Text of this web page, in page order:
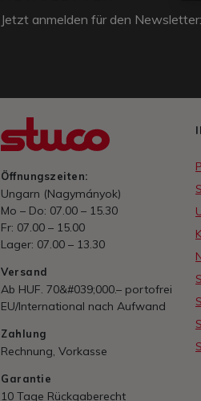
Jetzt anmelden für den Newsletter:
Öffnungszeiten:
Ungarn (Nagymányok)
Mo – Do: 07.00 – 15.30
Fr: 07.00 – 15.00
Lager: 07.00 – 13.30
Versand
Ab HUF. 70&#039;000.– portofrei
EU/International nach Aufwand
Zahlung
Rechnung, Vorkasse
Garantie
10 Tage Rückgaberecht